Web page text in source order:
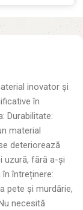
inovator și
în
Durabilitate:
material
deteriorează
uzură, fără a-și
întreținere:
pete și murdărie,
necesită